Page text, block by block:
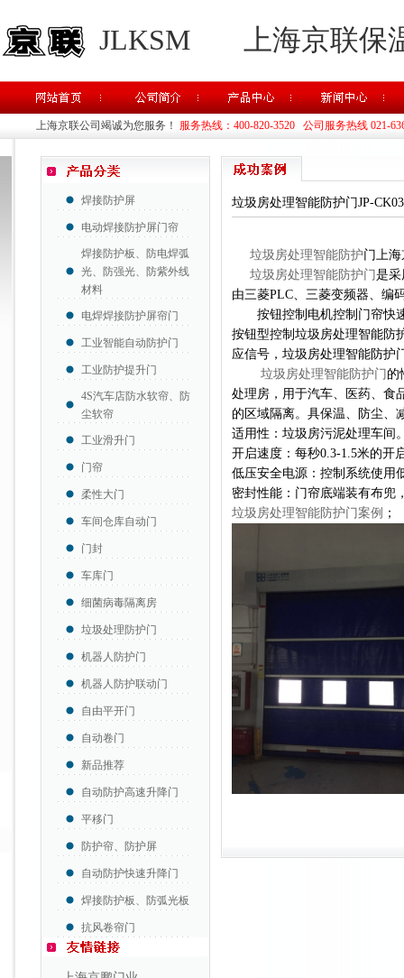
JLKSM 上海京联
上海京联公司竭诚为您服务！ 服务热线：400-820-3520 公司服务热线 021-
焊接防护屏
电动焊接防护屏门帘
焊接防护板、防电焊弧
光、防强光、防紫外线
材料
电焊焊接防护屏帘门
工业智能自动防护门
工业防护提升门
4S汽车店防水软帘、防
尘软帘
工业滑升门
门帘
柔性大门
车间仓库自动门
门封
车库门
细菌病毒隔离房
垃圾处理防护门
机器人防护门
机器人防护联动门
自由平开门
自动卷门
新品推荐
自动防护高速升降门
平移门
防护帘、防护屏
自动防护快速升降门
焊接防护板、防弧光板
抗风卷帘门
垃圾房处理智能防护门JP-CK03
垃圾房处理智能防护门上
垃圾房处理智能防护门是采
由三菱PLC、三菱变频器、编
按钮控制电机控制门帘快速
按钮型控制垃圾房处理智能防
应信号，垃圾房处理智
垃圾房处理智能防护门 的
处理房，用于汽车、医药、食
的区域隔离。具保温、防尘、
适用性：垃圾房污泥处理车间
开启速度：每秒0.3-1.5米的开
低压安全电源：控制系统使用
密封性能：门帘底端装有布兜
垃圾房处理智能防护门案例 ；